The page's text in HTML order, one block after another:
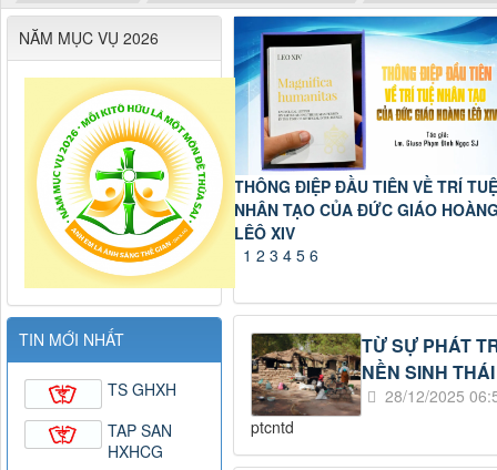
HƯỞNG ỨNG SỰ KIỆN GIỜ TRÁI
1 2 3 4 5 6
TỪ SỰ PHÁT
NỀN SINH
28/12/2025
ptcntd
NĂM MỤC VỤ 2026
TIN MỚI NHẤT
TS GHXH
TAP SAN
HXHCG